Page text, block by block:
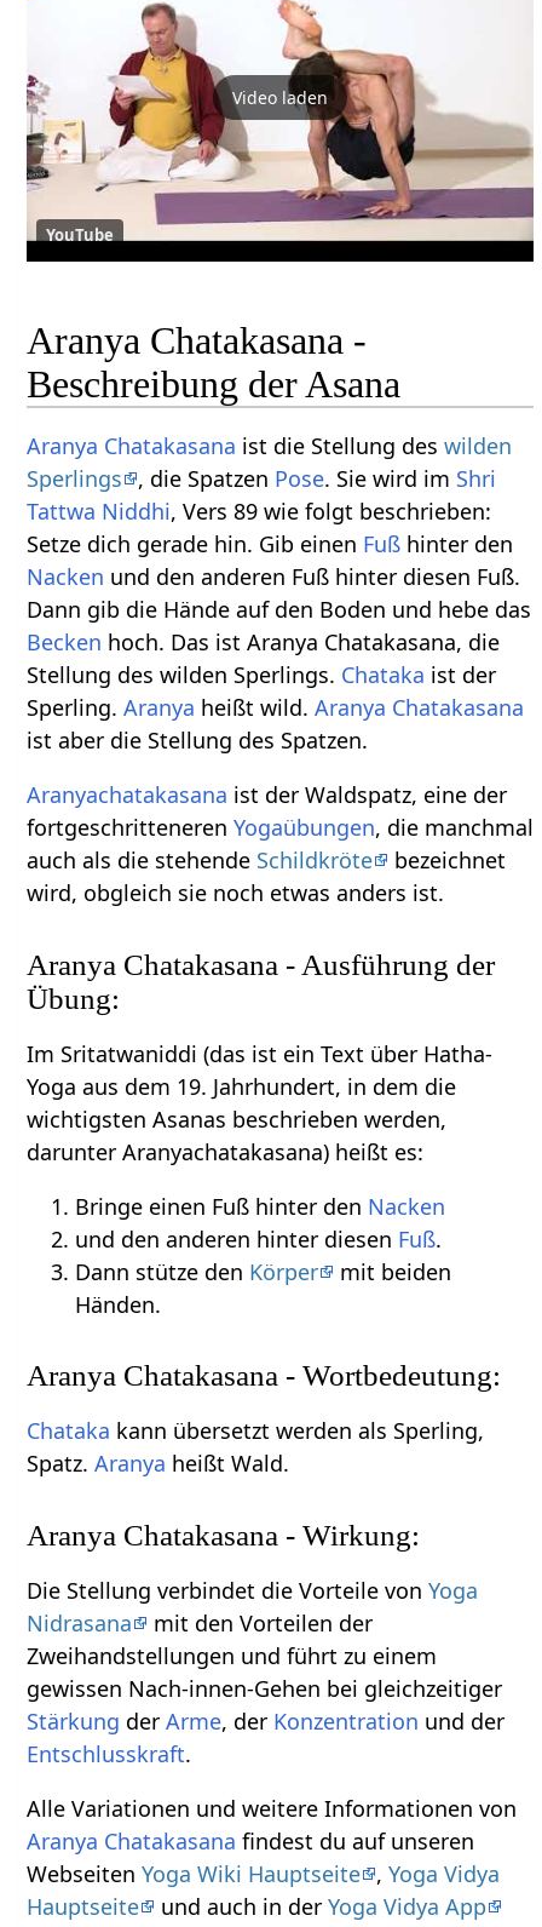
Video laden
YouTube
Aranya Chatakasana -
Beschreibung der Asana
Aranya Chatakasana ist die Stellung deswilden
Sperlings
, die Spatzen Pose. Sie wird im Shri
Tattwa Niddhi, Vers 89 wie folgt beschrieben:
Setze dich gerade hin. Gib einen Fuß hinter den
Nacken und den anderen Fuß hinter diesen Fuß.
Dann gib die Hände auf den Boden und hebe das
Becken hoch. Das ist Aranya Chatakasana, die
Stellung des wilden Sperlings. Chataka ist der
Sperling.Aranya heißt wild.Aranya Chatakasana
ist aber die Stellung des Spatzen.
Aranyachatakasana ist der Waldspatz, eine der
fortgeschrittenerenYogaübungen, die manchmal
auch als die stehende Schildkröte
bezeichnet
wird, obgleich sie noch etwas anders ist.
Aranya Chatakasana - Ausführung der
Übung:
Im Sritatwaniddi (das ist ein Text über Hatha-
Yoga aus dem 19. Jahrhundert, in dem die
wichtigsten Asanas beschrieben werden,
darunter Aranyachatakasana) heißt es:
Bringe einen Fuß hinter den Nacken
und den anderen hinter diesen Fuß.
Dann stütze den Körper
mit beiden
Händen.
Aranya Chatakasana - Wortbedeutung:
Chataka kann übersetzt werden als Sperling,
Spatz.Aranya heißt Wald.
Aranya Chatakasana - Wirkung:
Die Stellung verbindet die Vorteile vonYoga
Nidrasana
mit den Vorteilen der
Zweihandstellungen und führt zu einem
gewissen Nach-innen-Gehen bei gleichzeitiger
Stärkung derArme, der Konzentration und der
Entschlusskraft.
Alle Variationen und weitere Informationen von
Aranya Chatakasana findest du auf unseren
WebseitenYoga Wiki Hauptseite ,Yoga Vidya
Hauptseite
und auch in derYoga Vidya App